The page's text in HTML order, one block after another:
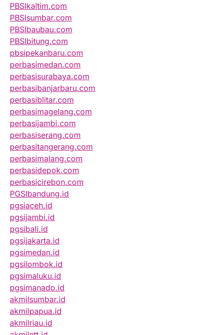
PBSIkaltim.com
PBSIsumbar.com
PBSIbaubau.com
PBSIbitung.com
pbsipekanbaru.com
perbasimedan.com
perbasisurabaya.com
perbasibanjarbaru.com
perbasiblitar.com
perbasimagelang.com
perbasijambi.com
perbasiserang.com
perbasitangerang.com
perbasimalang.com
perbasidepok.com
perbasicirebon.com
PGSIbandung.id
pgsiaceh.id
pgsijambi.id
pgsibali.id
pgsijakarta.id
pgsimedan.id
pgsilombok.id
pgsimaluku.id
pgsimanado.id
akmilsumbar.id
akmilpapua.id
akmilriau.id